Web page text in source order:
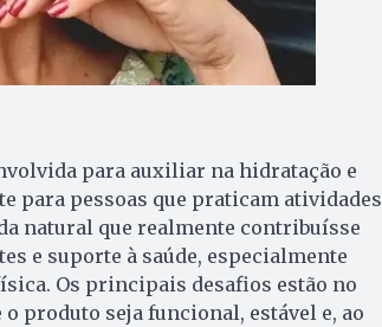
para auxiliar na hidratação e
para pessoas que praticam atividades
natural que realmente contribuísse
e suporte à saúde, especialmente
Os principais desafios estão no
produto seja funcional, estável e, ao